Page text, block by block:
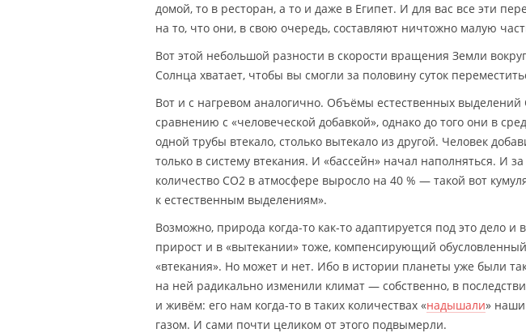
домой, то в ресторан, а то и даже в Египет. И для вас все эти
на то, что они, в свою очередь, составляют ничтожно малую
Вот этой небольшой разности в скорости вращения Земли
Солнца хватает, чтобы вы смогли за половину суток
Вот и с нагревом аналогично. Объёмы естественных
сравнению с «человеческой добавкой», однако до того они в
одной трубы втекало, столько вытекало из другой. Человек
только в систему втекания. И «бассейн» начал наполняться. И
количество CO2 в атмосфере выросло на 40 % — такой вот
к естественным выделениям».
Возможно, природа когда-то как-то адаптируется под это дело и
прирост и в «вытекании» тоже, компенсирующий
«втекания». Но может и нет. Ибо в истории планеты уже были
на ней радикально изменили климат — собственно, в
и живём: его нам когда-то в таких количествах «надышали»
газом. И сами почти целиком от этого подвымерли.